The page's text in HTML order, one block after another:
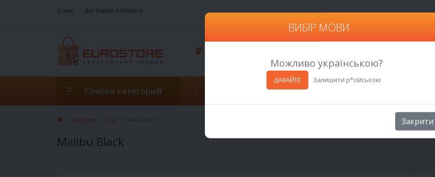
О нас Доставка и оплата
Список категорий
Алкоголь Ром
Malibu Black
ВИБІР МОВИ
Можливо українською?
ДАВАЙТЕ Залишити р*сійською
Закрити